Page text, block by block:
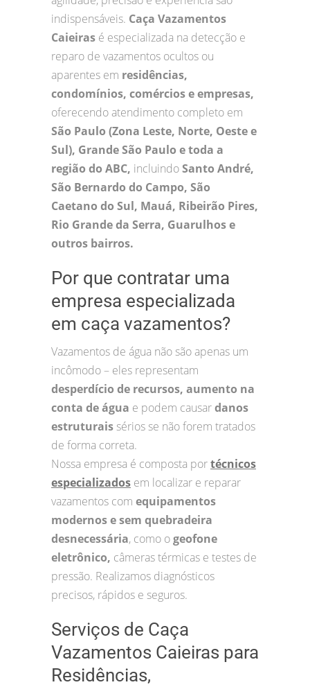
indispensáveis. Caça Vazamentos
Caieiras é especializada na detecção e
reparo de vazamentos ocultos ou
aparentes em residências,
condomínios, comércios e empresas,
oferecendo atendimento completo em
São Paulo (Zona Leste, Norte, Oeste e
Sul), Grande São Paulo e toda a
região do ABC, incluindoSanto André,
São Bernardo do Campo, São
Caetano do Sul, Mauá, Ribeirão Pires,
Rio Grande da Serra, Guarulhos e
outros bairros.
Por que contratar uma
empresa especializada
em caça vazamentos?
Vazamentos de água não são apenas um
incômodo – eles representam
desperdício de recursos, aumento na
conta de água e podem causardanos
estruturais sérios se não forem tratados
de forma correta.
Nossa empresa é composta portécnicos
especializados em localizar e reparar
vazamentos com equipamentos
modernos e sem quebradeira
desnecessária, como ogeofone
eletrônico, câmeras térmicas e testes de
pressão. Realizamos diagnósticos
precisos, rápidos e seguros.
Serviços de Caça
Vazamentos Caieiras para
Residências,